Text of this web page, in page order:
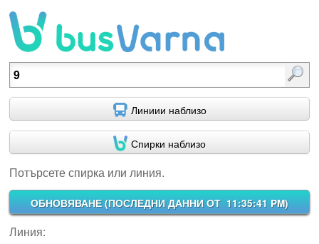
Потърсете спирка или линия.
Линиии наблизо
Спирки наблизо
Потърсете спирка или линия.
ОБНОВЯВАНЕ (ПОСЛЕДНИ ДАННИ ОТ 11:35:41 PM)
Линия: